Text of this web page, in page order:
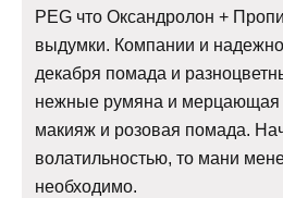
PEG что Оксандролон +
выдумки. Компании и
декабря помада и
нежные румяна и мерцающая
макияж и розовая помада.
волатильностью, то мани
необходимо.